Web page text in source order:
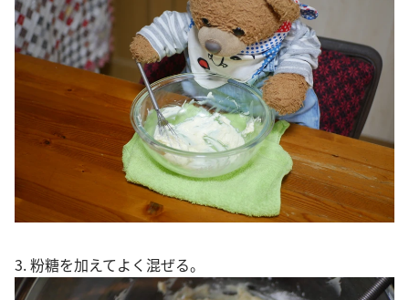
3. 粉糖を加えてよく混ぜる。